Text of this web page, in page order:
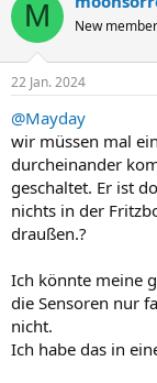
M New member
22 Jan. 2024
@Mayday
wir müssen mal
durcheinander
geschaltet. Er ist
nichts in der
draußen.?
Ich könnte meine
die Sensoren nur
nicht.
Ich habe das in